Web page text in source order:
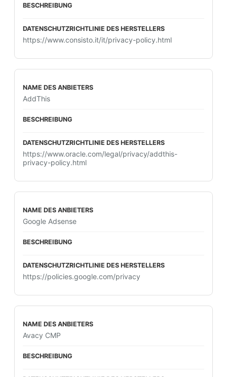
https://www.consisto.it/it/privacy-policy.html
AddThis
https://www.oracle.com/legal/privacy/addthis-
privacy-policy.html
Google Adsense
https://policies.google.com/privacy
Avacy CMP